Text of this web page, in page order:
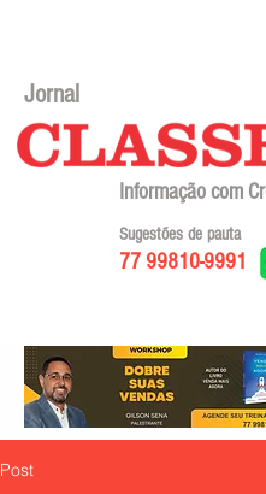
Jornal
Informação com
77 99810-9991
Sugestões de pauta
Post